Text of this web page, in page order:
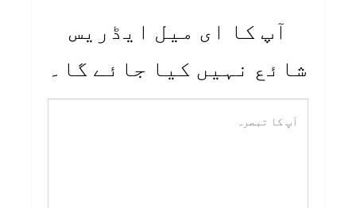
آپ کا ای میل ایڈریس
شائع نہیں کیا جائے گا۔